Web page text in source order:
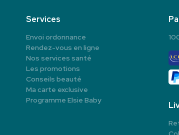
Services
Envoi ordonnance
Rendez-vous en ligne
Nos services santé
Les promotions
Conseils beauté
Ma carte exclusive
Programme Elsie Baby